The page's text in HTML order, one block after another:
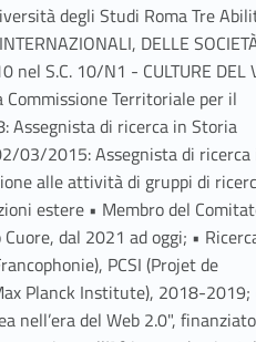
degli Studi Roma Tre
DELLE
S.C. 10/N1 - CULTURE DEL
Commissione Territoriale per il
Assegnista di ricerca in Storia
03/2015: Assegnista di ricerca
alle attività di gruppi di
estere • Membro del
dal 2021 ad oggi; •
PCSI (Projet de
Planck Institute), 2018-2019;
nell’era del Web 2.0", finanziato